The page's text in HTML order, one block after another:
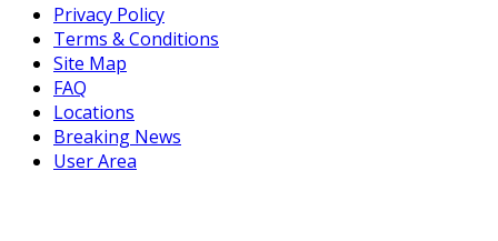
Privacy Policy
Terms & Conditions
Site Map
FAQ
Locations
Breaking News
User Area